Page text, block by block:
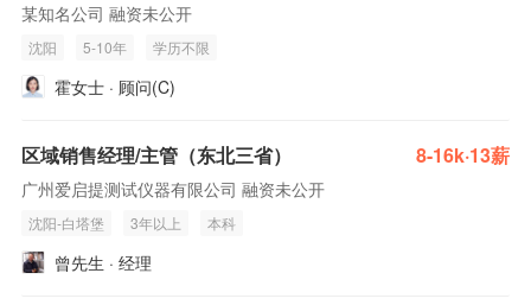
某知名公司 融资未公开
沈阳 5-10年 学历不限
霍女士 · 顾问(C)
区域销售经理/主管（东北三省） 8-16k·13薪
广州爱启提测试仪器有限公司 融资未公开
沈阳-白塔堡 3年以上 本科
曾先生 · 经理